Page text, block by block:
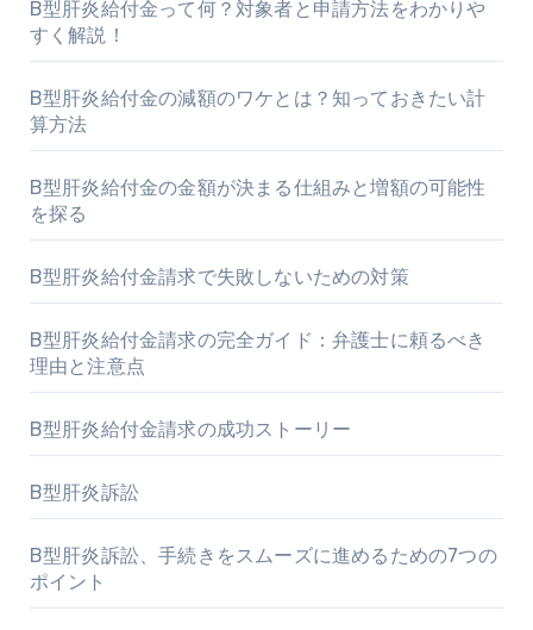
B型肝炎給付金って何？対象者と申請方法をわかりや
すく解説！
B型肝炎給付金の減額のワケとは？知っておきたい計
算方法
B型肝炎給付金の金額が決まる仕組みと増額の可能性
を探る
B型肝炎給付金請求で失敗しないための対策
B型肝炎給付金請求の完全ガイド：弁護士に頼るべき
理由と注意点
B型肝炎給付金請求の成功ストーリー
B型肝炎訴訟
B型肝炎訴訟、手続きをスムーズに進めるための7つの
ポイント